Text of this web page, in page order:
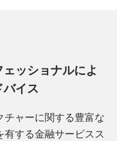
ッショナルによ
バイス
チャーに関する豊富な
有する金融サービスス